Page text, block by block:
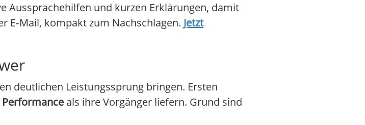
Aussprachehilfen und kurzen Erklärungen, damit
E‑Mail, kompakt zum Nachschlagen. Jetzt
deutlichen Leistungssprung bringen. Ersten
als ihre Vorgänger liefern. Grund sind